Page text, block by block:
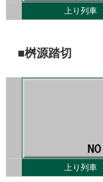
上り列車
■桝源踏切
上り列車